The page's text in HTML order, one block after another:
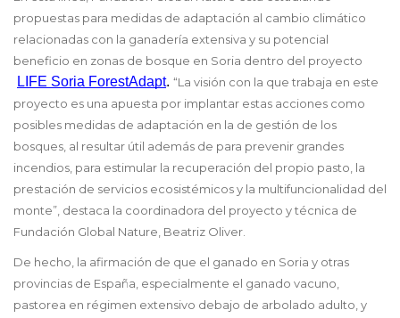
propuestas para medidas de adaptación al cambio climático
relacionadas con la ganadería extensiva y su potencial
beneficio en zonas de bosque en Soria dentro del proyecto
LIFE Soria ForestAdapt. “La visión con la que trabaja en este
proyecto es una apuesta por implantar estas acciones como
posibles medidas de adaptación en la de gestión de los
bosques, al resultar útil además de para prevenir grandes
incendios, para estimular la recuperación del propio pasto, la
prestación de servicios ecosistémicos y la multifuncionalidad del
monte”, destaca la coordinadora del proyecto y técnica de
Fundación Global Nature, Beatriz Oliver.
De hecho, la afirmación de que el ganado en Soria y otras
provincias de España, especialmente el ganado vacuno,
pastorea en régimen extensivo debajo de arbolado adulto, y